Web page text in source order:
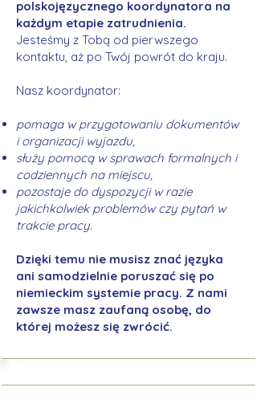
polskojęzycznego koordynatora na
każdym etapie zatrudnienia.
Jesteśmy z Tobą od pierwszego
kontaktu, aż po Twój powrót do kraju.
Nasz koordynator:
pomaga w przygotowaniu dokumentów
i organizacji wyjazdu,
służy pomocą w sprawach formalnych i
codziennych na miejscu,
pozostaje do dyspozycji w razie
jakichkolwiek problemów czy pytań w
trakcie pracy.
Dzięki temu nie musisz znać języka
ani samodzielnie poruszać się po
niemieckim systemie pracy. Z nami
zawsze masz zaufaną osobę, do
której możesz się zwrócić.